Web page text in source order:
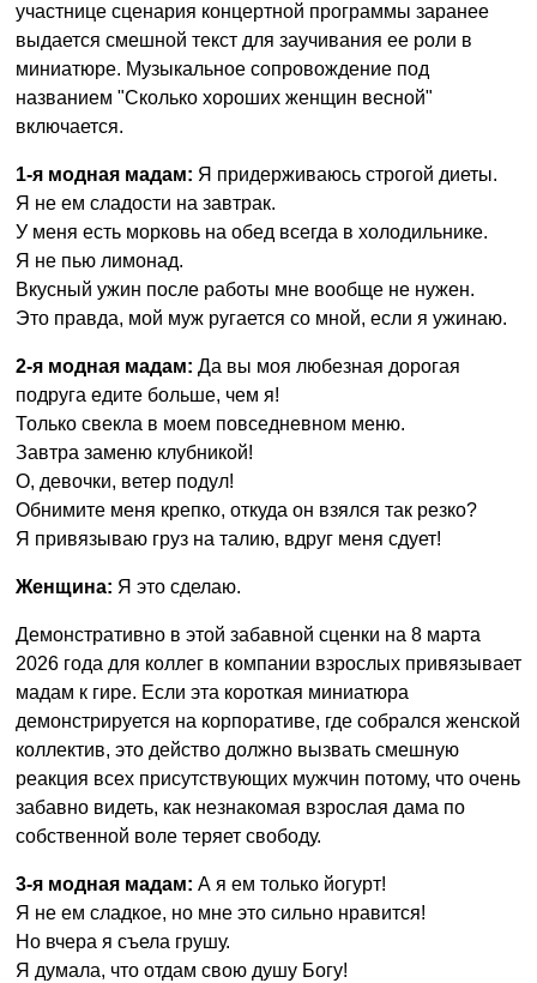
участнице сценария концертной программы заранее
выдается смешной текст для заучивания ее роли в
миниатюре. Музыкальное сопровождение под
названием "Сколько хороших женщин весной"
включается.
1-я модная мадам: Я придерживаюсь строгой диеты.
Я не ем сладости на завтрак.
У меня есть морковь на обед всегда в холодильнике.
Я не пью лимонад.
Вкусный ужин после работы мне вообще не нужен.
Это правда, мой муж ругается со мной, если я ужинаю.
2-я модная мадам: Да вы моя любезная дорогая
подруга едите больше, чем я!
Только свекла в моем повседневном меню.
Завтра заменю клубникой!
О, девочки, ветер подул!
Обнимите меня крепко, откуда он взялся так резко?
Я привязываю груз на талию, вдруг меня сдует!
Женщина: Я это сделаю.
Демонстративно в этой забавной сценки на 8 марта
2026 года для коллег в компании взрослых привязывает
мадам к гире. Если эта короткая миниатюра
демонстрируется на корпоративе, где собрался женской
коллектив, это действо должно вызвать смешную
реакция всех присутствующих мужчин потому, что очень
забавно видеть, как незнакомая взрослая дама по
собственной воле теряет свободу.
3-я модная мадам: А я ем только йогурт!
Я не ем сладкое, но мне это сильно нравится!
Но вчера я съела грушу.
Я думала, что отдам свою душу Богу!